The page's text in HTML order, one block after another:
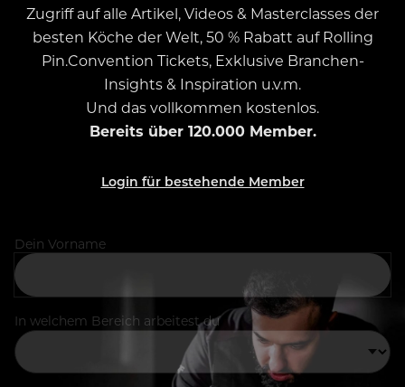
Zugriff auf alle Artikel, Videos & Masterclasses der
besten Köche der Welt, 50 % Rabatt auf Rolling
Pin.Convention Tickets, Exklusive Branchen-
Insights & Inspiration u.v.m.
Und das vollkommen kostenlos.
Bereits über 120.000 Member.
Login für bestehende Member
Dein Vorname
In welchem Bereich arbeitest du